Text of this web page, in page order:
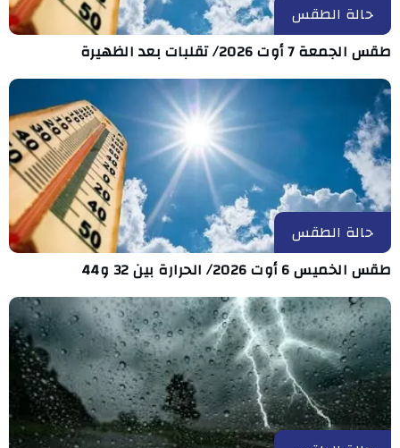
حالة الطقس
طقس الجمعة 7 أوت 2026/ تقلبات بعد الظهيرة
حالة الطقس
طقس الخميس 6 أوت 2026/ الحرارة بين 32 و44